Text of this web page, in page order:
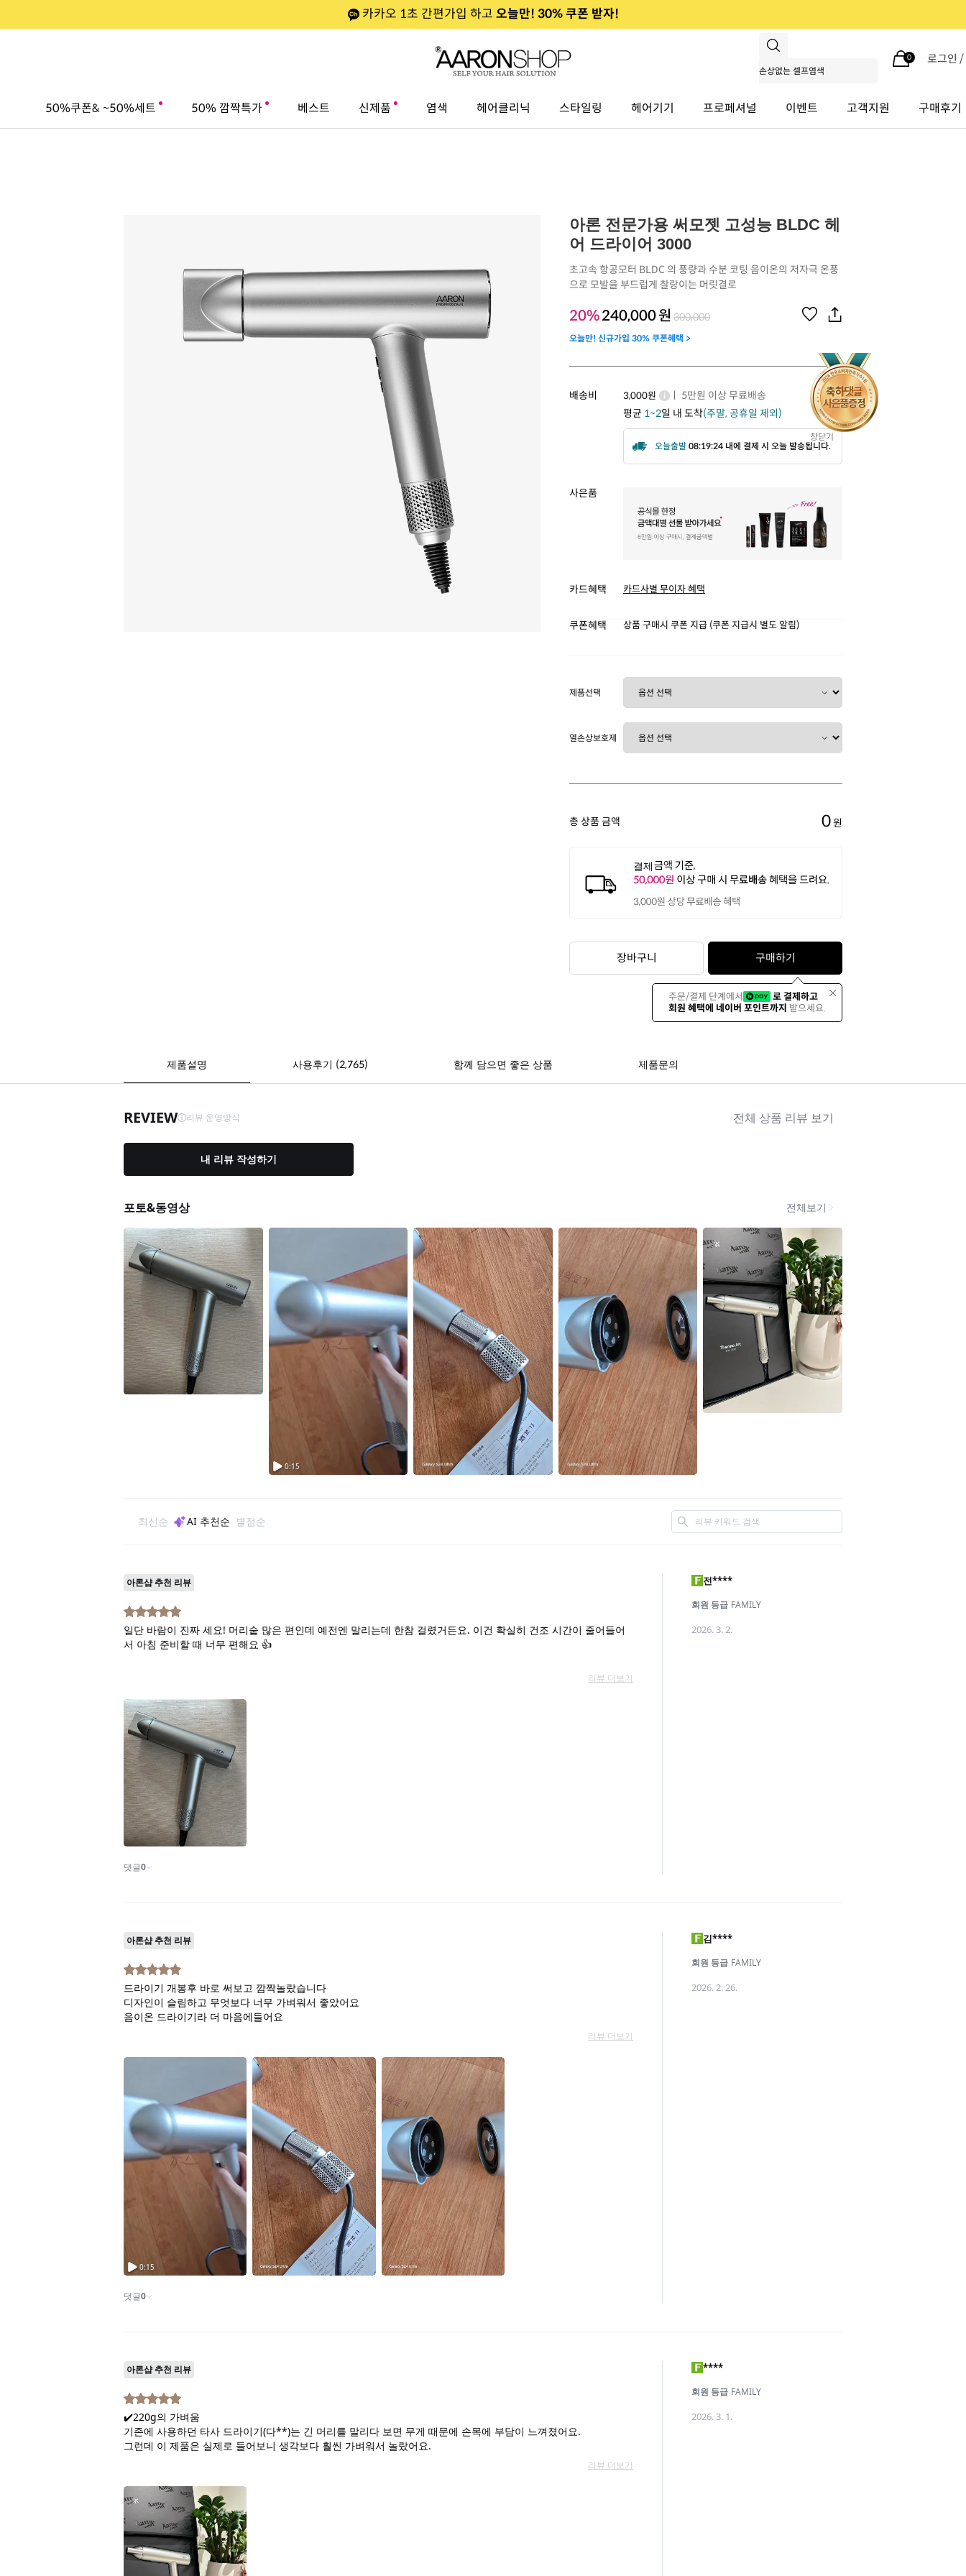
카카오 1초 간편가입 하고 오늘만! 30% 쿠폰 받자!
0 로그인 /
50%쿠폰& ~50%세트 50% 깜짝특가 베스트 신제품 염색 헤어클리닉 스타일링 헤어기기 프로페셔널 이벤트 고객지원 구매후기
창닫기
아론 전문가용 써모젯 고성능 BLDC 헤
어 드라이어 3000
초고속 항공모터 BLDC 의 풍량과 수분 코팅 음이온의 저자극 온풍
으로 모발을 부드럽게 찰랑이는 머릿결로
20%240,000원 300,000
오늘만! 신규가입 30% 쿠폰혜택 >
배송비 3,000원
ㅣ 5만원 이상 무료배송
평균 1~2일 내 도착(주말, 공휴일 제외)
오늘출발 08:19:23 내에 결제 시 오늘 발송됩니다.
사은품
카드혜택 카드사별 무이자 혜택
쿠폰혜택 상품 구매시 쿠폰 지급 (쿠폰 지급시 별도 알림)
제품선택
열손상보호제
총 상품 금액 0원
장바구니 구매하기
주문/결제 단계에서
로 결제하고
회원 혜택에 네이버 포인트까지 받으세요.
제품설명 사용후기 (2,765) 함께 담으면 좋은 상품 제품문의